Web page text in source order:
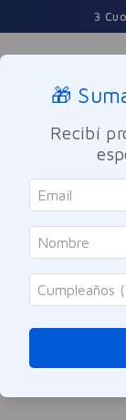
3
Buscar
ORDENAR POR
No se
🎁
Recibí